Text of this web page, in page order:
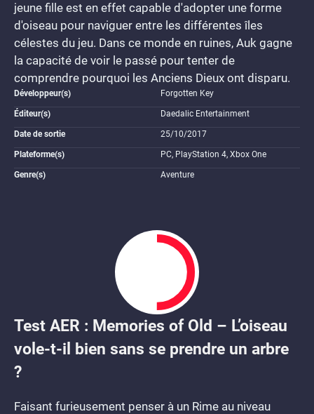
jeune fille est en effet capable d'adopter une forme
d'oiseau pour naviguer entre les différentes îles
célestes du jeu. Dans ce monde en ruines, Auk gagne
la capacité de voir le passé pour tenter de
comprendre pourquoi les Anciens Dieux ont disparu.
Développeur(s) Forgotten Key
Éditeur(s) Daedalic Entertainment
Date de sortie 25/10/2017
Plateforme(s) PC, PlayStation 4, Xbox One
Genre(s) Aventure
5
Test AER : Memories of Old – L’oiseau
vole-t-il bien sans se prendre un arbre
?
Faisant furieusement penser à un Rime au niveau